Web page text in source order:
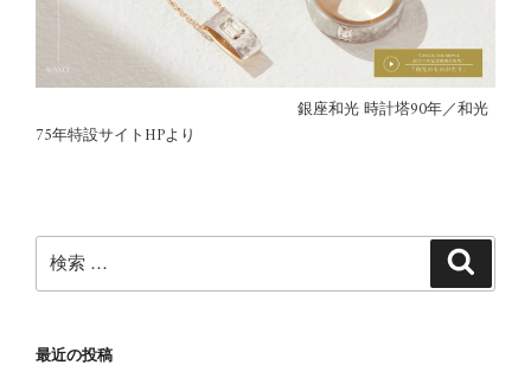
銀座和光 時計塔90年／和光
75年特設サイトHPより
最近の投稿